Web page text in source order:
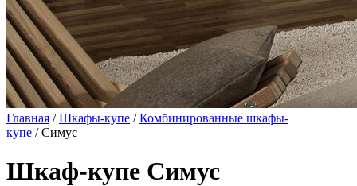
Главная /Шкафы-купе /Комбинированные шкафы-
купе / Симус
Шкаф-купе Симус